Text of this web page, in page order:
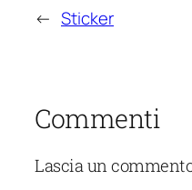
← Sticker
Commenti
Lascia un